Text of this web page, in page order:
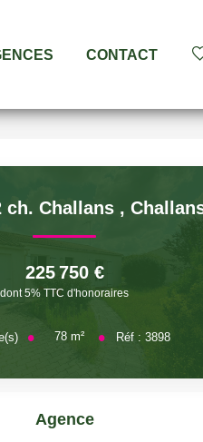
CONTACT
ch. Challans ,
225 750 €
dont 5% TTC d'honoraires
78 m² Réf : 3898
Agence